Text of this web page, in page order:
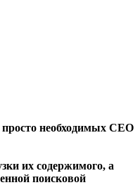
необходимых СЕО
их содержимого, а
поисковой